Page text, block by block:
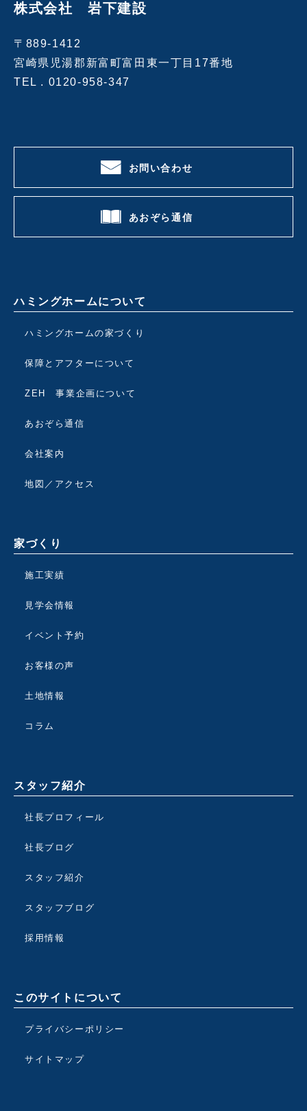
株式会社 岩下建設
〒889-1412
宮崎県児湯郡新富町富田東一丁目17番地
TEL . 0120-958-347
お問い合わせ
あおぞら通信
ハミングホームについて
ハミングホームの家づくり
保障とアフターについて
ZEH 事業企画について
あおぞら通信
会社案内
地図／アクセス
家づくり
施工実績
見学会情報
イベント予約
お客様の声
土地情報
コラム
スタッフ紹介
社長プロフィール
社長ブログ
スタッフ紹介
スタッフブログ
採用情報
このサイトについて
プライバシーポリシー
サイトマップ